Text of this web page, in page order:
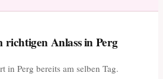
richtigen Anlass in Perg
in Perg bereits am selben Tag.